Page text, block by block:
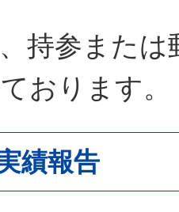
持参または
おります。
績報告